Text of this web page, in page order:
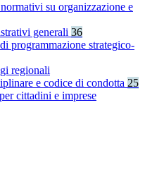
su organizzazione e
generali 36
programmazione strategico-
regionali
e codice di condotta 25
cittadini e imprese